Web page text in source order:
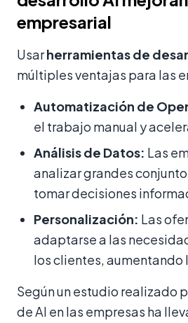
empresarial
Usarherramientas de
múltiples ventajas para las
Automatización de
el trabajo manual y
Análisis de Datos: Las
analizar grandes
tomar decisiones
Personalización: Las
adaptarse a las
los clientes, aumentando
Según un estudio realizado
de AI en las empresas ha